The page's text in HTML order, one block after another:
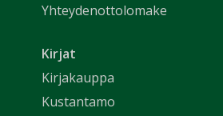
Yhteydenottolomake
Kirjat
Kirjakauppa
Kustantamo